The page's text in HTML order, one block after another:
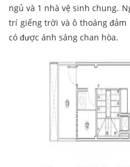
ngủ và 1 nhà vệ sinh chung.
trí giếng trời và ô thoáng
có được ánh sáng chan hòa.